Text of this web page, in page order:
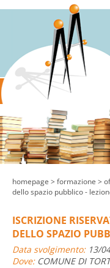
homepage > formazione >
dello spazio pubblico -
ISCRIZIONE
DELLO SPAZIO
Data svolgimento:13/
Dove:COMUNE DI